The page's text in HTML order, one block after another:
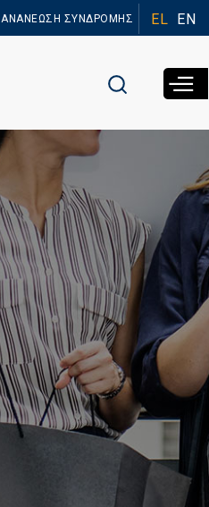
ΑΝΑΝΕΩΣΗ ΣΥΝΔΡΟΜΗΣ EL EN